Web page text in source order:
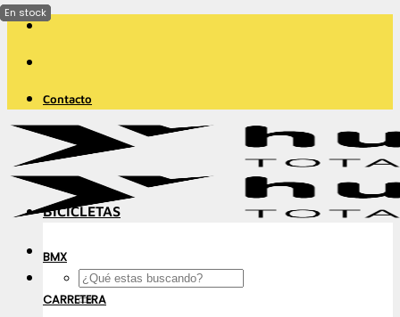
Saltar
contenido
Contacto
Buscar
por:
BICICLETAS
BMX
CARRETERA